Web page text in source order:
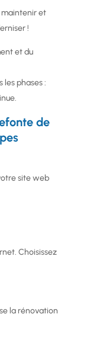
et
!
et du
phases :
de
site web
Choisissez
la rénovation